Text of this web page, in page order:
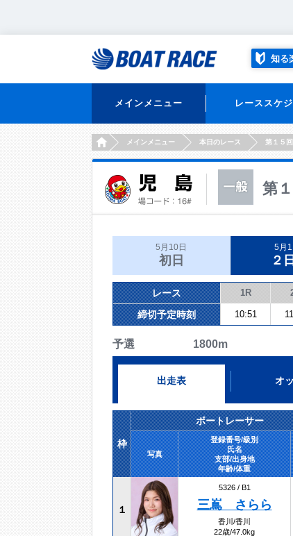
知る
メインメニュー レーススケ
HOMEメインメニュー 本日のレース 第１５
第
5月10日
初日
5月
２
レース 1R
締切予定時刻 10:51
予選 1800m
出走表 オ
枠
ボートレーサー
写真
登録番号/級別
氏名
支部/出身地
年齢/体重
１
5326 / B1
三嶌 さらら
香川/香川
22歳/47.0kg